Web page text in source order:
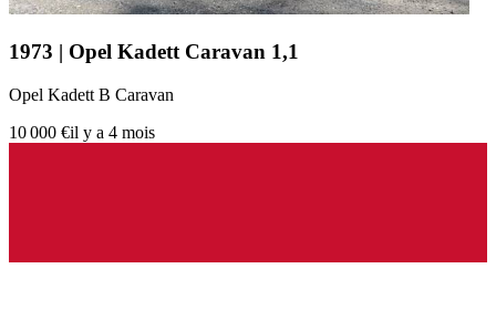
1973 | Opel Kadett Caravan 1,1
Opel Kadett B Caravan
10 000 €il y a 4 mois